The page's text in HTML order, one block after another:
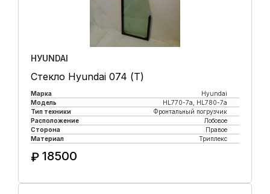
HУUNDAI
Стекло Hyundai 074 (Т)
Марка
Hyundai
Модель
HL770-7а, HL780-7а
Тип техники
Фронтальный погрузчик
Расположение
Лобовое
Сторона
Правое
Материал
Триплекс
₽ 18500